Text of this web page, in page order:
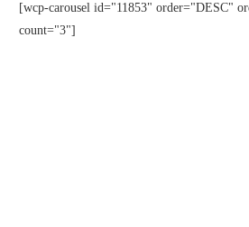
[wcp-carousel id="11853" order="DESC"
count="3"]